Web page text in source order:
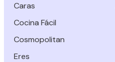
Caras
Cocina Fácil
Cosmopolitan
Eres